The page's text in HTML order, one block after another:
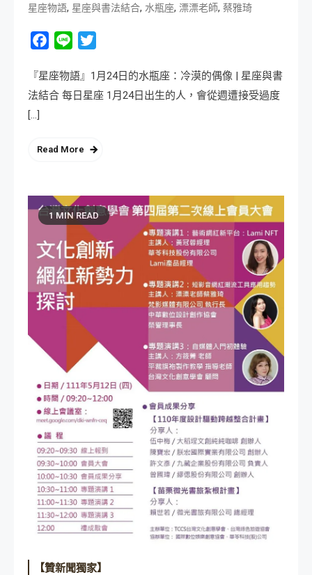
星座物語, 星座與書法結合, 水瓶座, 漂漂老師, 蔡雅琦
Facebook
Line
『星座物語』1月24日的水瓶座：冷漠的偶像 | 星座與書
法結合 每日星座 1月24日出生的人，會從週遭接受過度
[…]
Read More
1 MIN READ
【贊新聞獨家】